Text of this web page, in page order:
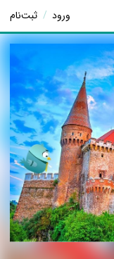
ورود / ثبت‌نام